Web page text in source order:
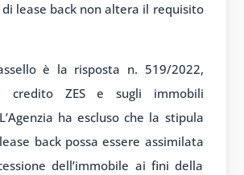
lease back non altera il requisito
è la risposta n. 519/2022,
credito ZES e sugli immobili
ha escluso che la stipula
back possa essere assimilata
dell’immobile ai fini della